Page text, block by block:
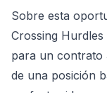
Sobre esta
Crossing
para un contrato
de una posición